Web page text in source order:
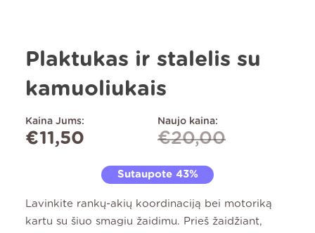
Plaktukas ir stalelis su
kamuoliukais
Kaina Jums:
€11,50
Naujo kaina:
€20,00
Sutaupote 43%
Lavinkite rankų-akių koordinaciją bei motoriką
kartu su šiuo smagiu žaidimu. Prieš žaidžiant,